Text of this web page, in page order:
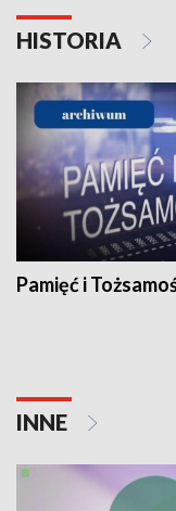
HISTORIA
Pamięć i
INNE